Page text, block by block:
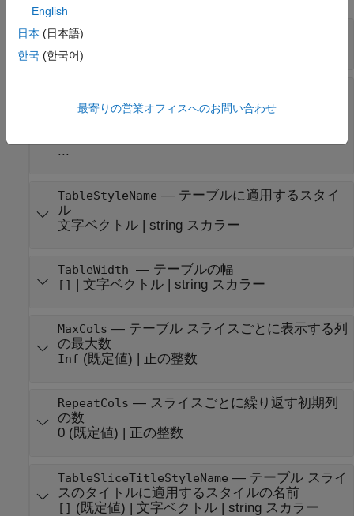
Title
mlreportgen.dom.Tableオブジェクト
...
TableStyleName — テーブルに適用するスタイ
ル
文字ベクトル| string スカラー
TableWidth — テーブルの幅
[] | 文字ベクトル| string スカラー
MaxCols — テーブル スライスごとに表示する列
の最大数
Inf (既定値) | 正の整数
RepeatCols — スライスごとに繰り返す初期列
の数
0(既定値) | 正の整数
TableSliceTitleStyleName — テーブル スライ
スのタイトルに適用するスタイルの名前
[] (既定値) | 文字ベクトル| string スカラー
English
日本 (日本語)
한국 (한국어)
最寄りの営業オフィスへのお問い合わせ